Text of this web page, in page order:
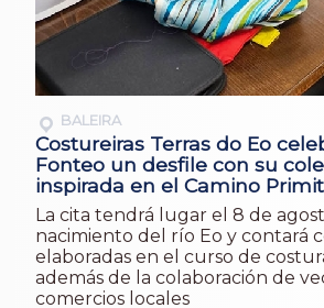
BALEIRA
Costureiras Terras do Eo
Fonteo un desfile con su
inspirada en el Camino
La cita tendrá lugar el 8 de
nacimiento del río Eo y contará
elaboradas en el curso de
además de la colaboración de
comercios locales